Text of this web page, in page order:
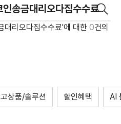
리오다집수수료'에 대한 0건의
상품/솔루션 할인혜택 AI